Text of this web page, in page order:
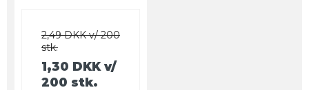
2,49 DKK v/ 200
stk.
1,30 DKKv/
200 stk.